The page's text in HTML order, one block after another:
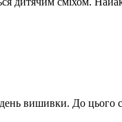
вишивки. До цього